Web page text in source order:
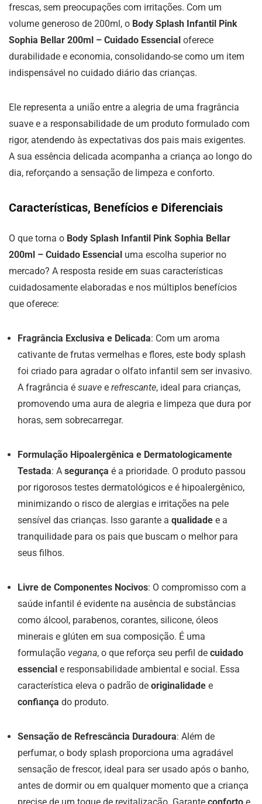
frescas, sem preocupações com irritações. Com um
volume generoso de 200ml, o Body Splash Infantil Pink
Sophia Bellar 200ml – Cuidado Essencial oferece
durabilidade e economia, consolidando-se como um item
indispensável no cuidado diário das crianças.
Ele representa a união entre a alegria de uma fragrância
suave e a responsabilidade de um produto formulado com
rigor, atendendo às expectativas dos pais mais exigentes.
A sua essência delicada acompanha a criança ao longo do
dia, reforçando a sensação de limpeza e conforto.
Características, Benefícios e Diferenciais
O que torna o Body Splash Infantil Pink Sophia Bellar
200ml – Cuidado Essencial uma escolha superior no
mercado? A resposta reside em suas características
cuidadosamente elaboradas e nos múltiplos benefícios
que oferece:
Fragrância Exclusiva e Delicada: Com um aroma
cativante de frutas vermelhas e flores, este body splash
foi criado para agradar o olfato infantil sem ser invasivo.
A fragrância é suave e refrescante, ideal para crianças,
promovendo uma aura de alegria e limpeza que dura por
horas, sem sobrecarregar.
Formulação Hipoalergênica e Dermatologicamente
Testada: A segurança é a prioridade. O produto passou
por rigorosos testes dermatológicos e é hipoalergênico,
minimizando o risco de alergias e irritações na pele
sensível das crianças. Isso garante a qualidade e a
tranquilidade para os pais que buscam o melhor para
seus filhos.
Livre de Componentes Nocivos: O compromisso com a
saúde infantil é evidente na ausência de substâncias
como álcool, parabenos, corantes, silicone, óleos
minerais e glúten em sua composição. É uma
formulação vegana, o que reforça seu perfil de cuidado
essencial e responsabilidade ambiental e social. Essa
característica eleva o padrão de originalidade e
confiança do produto.
Sensação de Refrescância Duradoura: Além de
perfumar, o body splash proporciona uma agradável
sensação de frescor, ideal para ser usado após o banho,
antes de dormir ou em qualquer momento que a criança